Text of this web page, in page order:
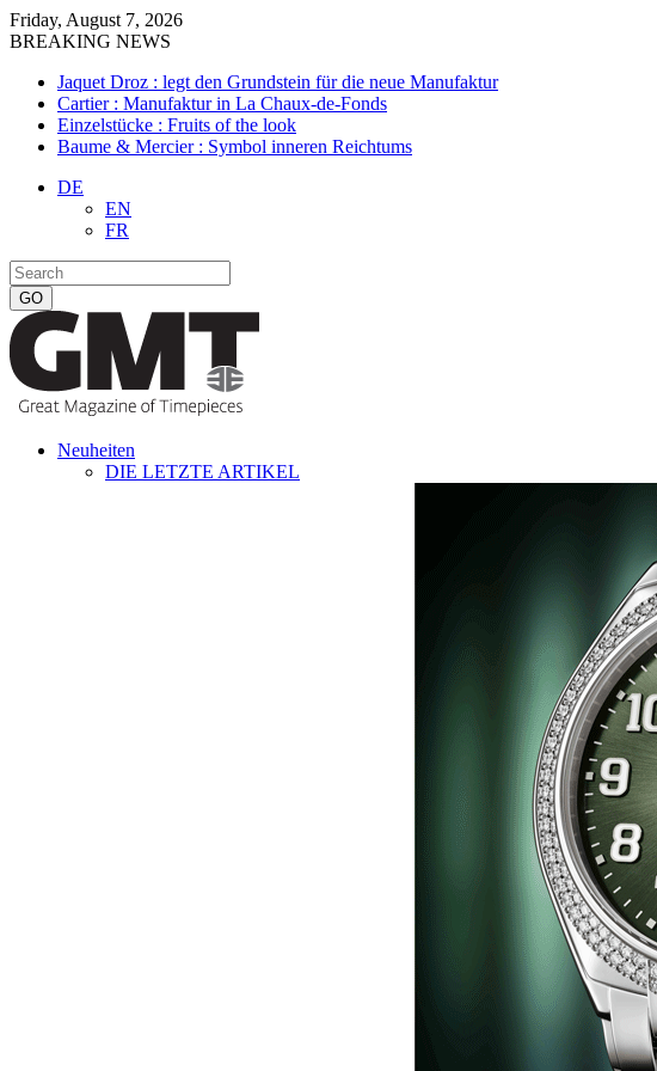
Friday, August 7, 2026
BREAKING NEWS
Jaquet Droz : legt den Grundstein für die neue Manufaktur
Cartier : Manufaktur in La Chaux-de-Fonds
Einzelstücke : Fruits of the look
Baume & Mercier : Symbol inneren Reichtums
DE
EN
FR
Neuheiten
DIE LETZTE ARTIKEL